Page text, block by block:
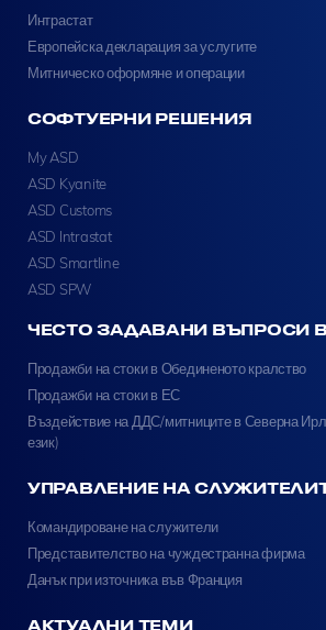
Интрастат
Европейска декларация за услугите
Митническо оформяне и операции
СОФТУЕРНИ РЕШЕНИЯ
My ASD
ASD Kyanite
ASD Customs
ASD Intrastat
ASD Smartline
ASD SPW
ЧЕСТО ЗАДАВАНИ ВЪПРОСИ
Продажби на стоки в Обединеното кралство
Продажби на стоки в ЕС
Въздействие на ДДС/митниците в Северна
език)
УПРАВЛЕНИЕ НА
Командироване на служители
Представителство на чуждестранна фирма
Данък при източника във Франция
АКТУАЛНИ ТЕМИ